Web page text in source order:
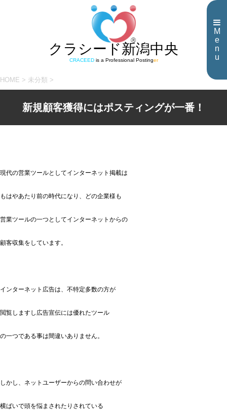
M
e
n
u
クラシード新潟中央
CRACEEDis a Professional Postinger
HOME > 未分類 >
新規顧客獲得にはポスティングが一番！
現代の営業ツールとしてインターネット掲載は
もはやあたり前の時代になり、どの企業様も
営業ツールの一つとしてインターネットからの
顧客収集をしています。
インターネット広告は、不特定多数の方が
閲覧しますし広告宣伝には優れたツール
の一つである事は間違いありません。
しかし、ネットユーザーからの問い合わせが
横ばいで頭を悩まされたりされている